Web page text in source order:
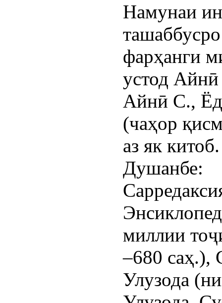
Намунаи
фарҳанги
устод Айнӣ
Айнӣ С.,
(чаҳор
аз як
Душанбе:
миллии
–680 саҳ.),
Улузода